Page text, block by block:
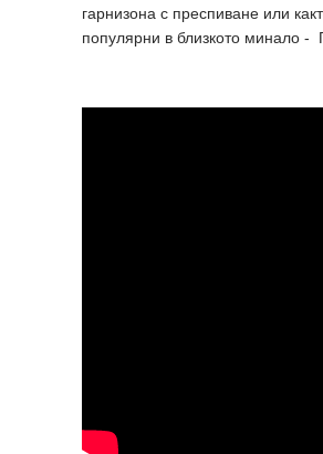
гарнизона с преспиване или
популярни в близкото минало